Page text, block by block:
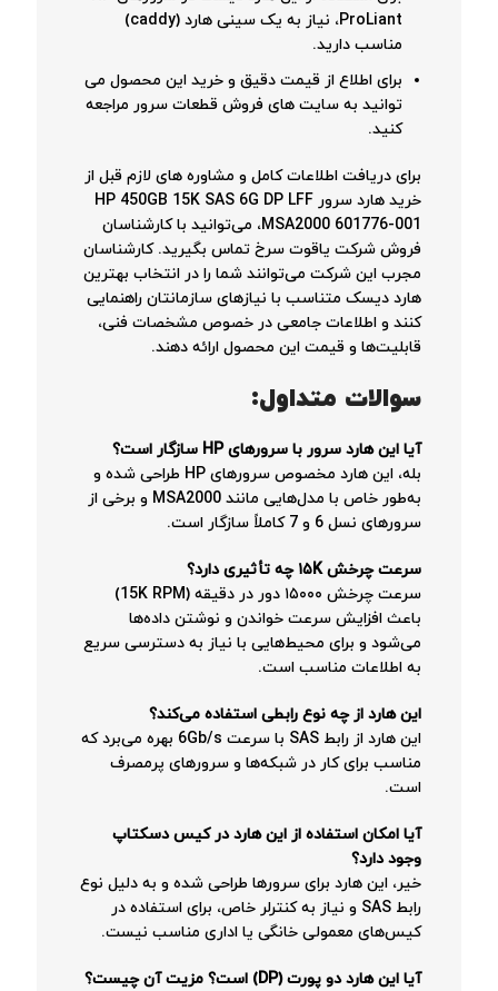
ProLiant، نیاز به یک سینی هارد (caddy)
مناسب دارید.
برای اطلاع از قیمت دقیق و خرید این محصول می
توانید به سایت های فروش قطعات سرور مراجعه
کنید.
برای دریافت اطلاعات کامل و مشاوره های لازم قبل از
خرید هارد سرور HP 450GB 15K SAS 6G DP LFF
MSA2000 601776-001، می‌توانید با کارشناسان
فروش شرکت یاقوت سرخ تماس بگیرید. کارشناسان
مجرب این شرکت می‌توانند شما را در انتخاب بهترین
هارد دیسک متناسب با نیازهای سازمانتان راهنمایی
کنند و اطلاعات جامعی در خصوص مشخصات فنی،
قابلیت‌ها و قیمت این محصول ارائه دهند.
سوالات متداول:
آیا این هارد سرور با سرورهای HP سازگار است؟
بله، این هارد مخصوص سرورهای HP طراحی شده و
به‌طور خاص با مدل‌هایی مانند MSA2000 و برخی از
سرورهای نسل 6 و 7 کاملاً سازگار است.
سرعت چرخش ۱۵K چه تأثیری دارد؟
سرعت چرخش ۱۵۰۰۰ دور در دقیقه (15K RPM)
باعث افزایش سرعت خواندن و نوشتن داده‌ها
می‌شود و برای محیط‌هایی با نیاز به دسترسی سریع
به اطلاعات مناسب است.
این هارد از چه نوع رابطی استفاده می‌کند؟
این هارد از رابط SAS با سرعت 6Gb/s بهره می‌برد که
مناسب برای کار در شبکه‌ها و سرورهای پرمصرف
است.
آیا امکان استفاده از این هارد در کیس دسکتاپ
وجود دارد؟
خیر، این هارد برای سرورها طراحی شده و به دلیل نوع
رابط SAS و نیاز به کنترلر خاص، برای استفاده در
کیس‌های معمولی خانگی یا اداری مناسب نیست.
آیا این هارد دو پورت (DP) است؟ مزیت آن چیست؟